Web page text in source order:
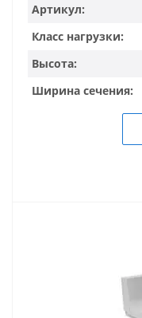
Артикул:
Класс нагрузки:
Высота:
Ширина сечения: